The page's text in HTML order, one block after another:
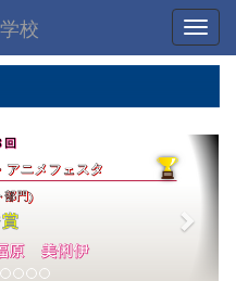
校
n
t